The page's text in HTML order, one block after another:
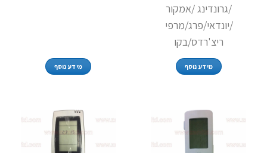
/גרונדינג /אמקור
/יונדאי/פרג/מרפי
ריצ'רדס/בקו
מידע נוסף מידע נוסף